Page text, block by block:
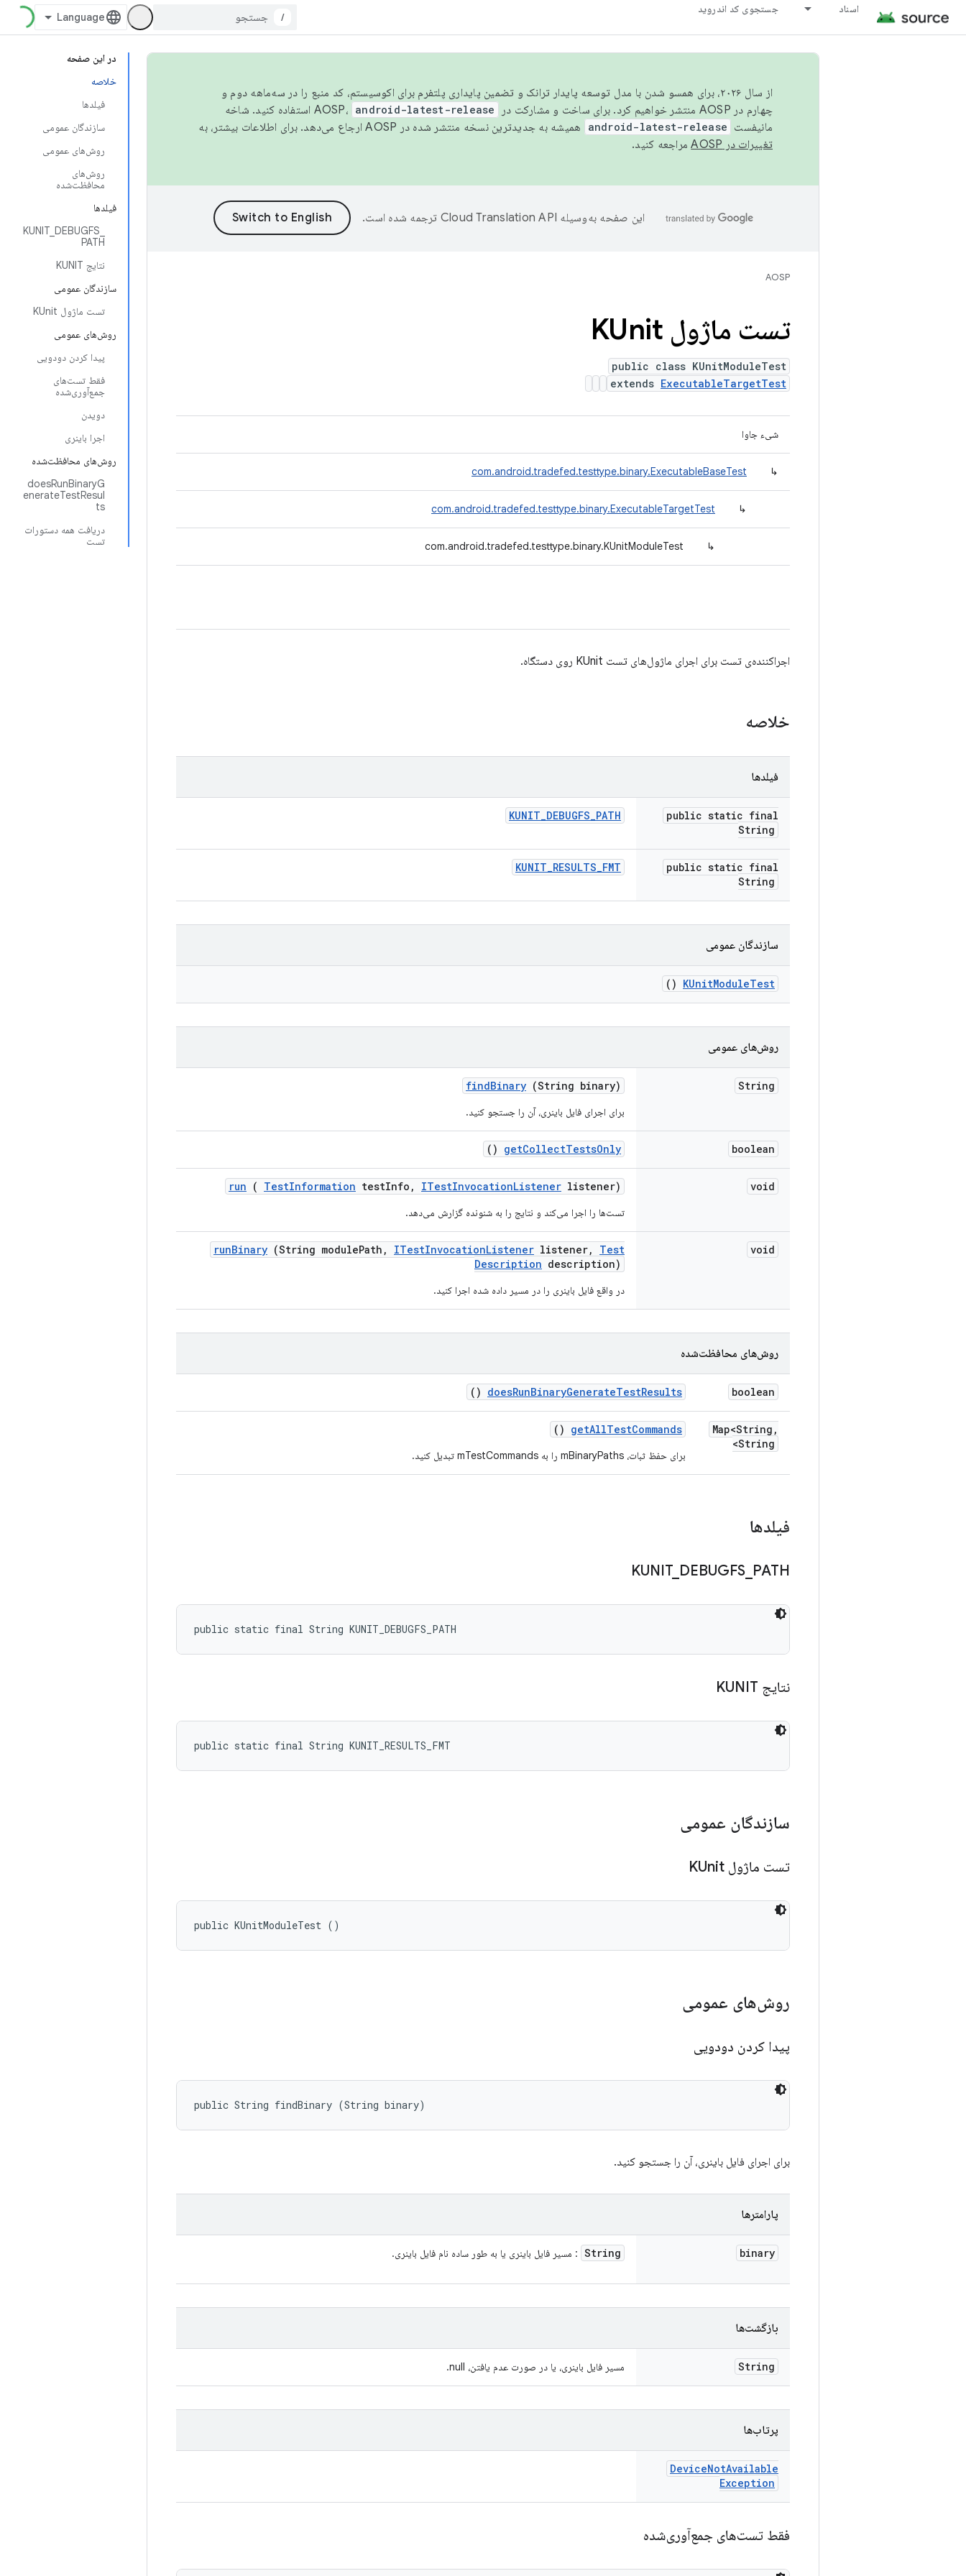
اسناد جستجوی کد اندروید
/
در این صفحه
خلاصه
فیلدها
سازندگان عمومی
روش‌های عمومی
روش‌های
محافظت‌شده
فیلدها
KUNIT_DEBUGFS_
PATH
نتایج KUNIT
سازندگان عمومی
تست ماژول KUnit
روش‌های عمومی
پیدا کردن دودویی
فقط تست‌های
جمع‌آوری‌شده
دویدن
اجرا باینری
روش‌های محافظت‌شده
doesRunBinaryG
enerateTestResul
ts
دریافت همه دستورات
تست
از سال ۲۰۲۶، برای همسو شدن با مدل توسعه پایدار ترانک و تضمین پایداری پلتفرم برای اکوسیستم، کد منبع را در سه‌ماهه دوم و
چهارم در AOSP منتشر خواهیم کرد. برای ساخت و مشارکت در AOSP،
android-latest-release
استفاده کنید. شاخه
مانیفست android-latest-release
همیشه به جدیدترین نسخه منتشر شده در AOSP ارجاع می‌دهد. برای اطلاعات بیشتر، به
تغییرات در AOSP
مراجعه کنید.
این صفحه به‌وسیله ترجمه شده است.
AOSP
تست ماژول KUnit
public class KUnitModuleTest
extends ExecutableTargetTest
شیء جاوا
↳
com.android.tradefed.testtype.binary.ExecutableBaseTest
↳
com.android.tradefed.testtype.binary.ExecutableTargetTest
↳
com.android.tradefed.testtype.binary.KUnitModuleTest
اجراکننده‌ی تست برای اجرای ماژول‌های تست KUnit روی دستگاه.
خلاصه
فیلدها
public static final
String
KUNIT_DEBUGFS_PATH
public static final
String
KUNIT_RESULTS_FMT
سازندگان عمومی
KUnitModuleTest
()
روش‌های عمومی
String
findBinary (String binary)
برای اجرای فایل باینری، آن را جستجو کنید.
boolean
getCollectTestsOnly
()
void
run ( TestInformation testInfo , ITestInvocationListener listener)
تست‌ها را اجرا می‌کند و نتایج را به شنونده گزارش می‌دهد.
void
runBinary (String modulePath , ITestInvocationListener listener,
Test
Description description)
در واقع فایل باینری را در مسیر داده شده اجرا کنید.
روش‌های محافظت‌شده
boolean
doesRunBinaryGenerateTestResults
()
Map<String ,
String>
getAllTestCommands
()
برای حفظ ثبات، mBinaryPaths را به mTestCommands تبدیل کنید.
فیلدها
KUNIT_ DEBUGFS PATH
public static final String KUNIT_DEBUGFS_PATH
نتایج KUNIT
public static final String KUNIT_RESULTS_FMT
سازندگان عمومی
تست ماژول KUnit
public KUnitModuleTest ()
روش‌های عمومی
پیدا کردن دودویی
public String findBinary (String binary)
برای اجرای فایل باینری، آن را جستجو کنید.
پارامترها
binary
String : مسیر فایل باینری یا به طور ساده نام فایل باینری.
بازگشت‌ها
String مسیر فایل باینری، یا در صورت عدم یافتن، null.
پرتاب‌ها
DeviceNotAvailable
Exception
فقط تست‌های جمع‌آوری‌شده